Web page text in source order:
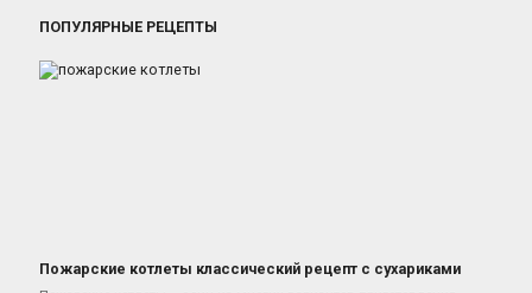
ПОПУЛЯРНЫЕ РЕЦЕПТЫ
Пожарские котлеты классический рецепт с сухариками